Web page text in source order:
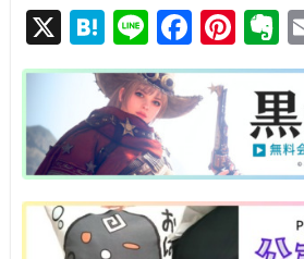
X H
at
e
n
a
Li
n
e
F
a
c
b
o
o
Pi
nt
er
e
st
E
v
n
e